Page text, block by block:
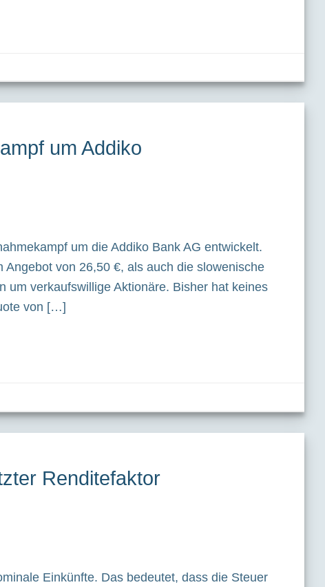
um Addiko
um die Addiko Bank AG entwickelt.
von 26,50 €, als auch die slowenische
um verkaufswillige Aktionäre. Bisher hat keines
von […]
Renditefaktor
Einkünfte. Das bedeutet, dass die Steuer